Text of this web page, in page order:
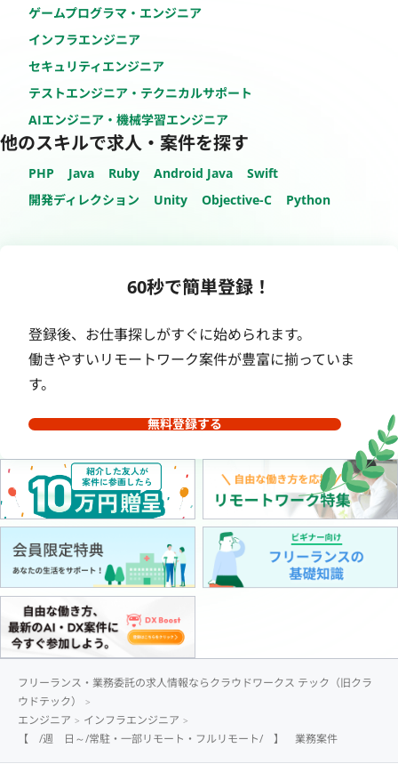
ゲームプログラマ・エンジニア
インフラエンジニア
セキュリティエンジニア
テストエンジニア・テクニカルサポート
AIエンジニア・機械学習エンジニア
他のスキルで求人・案件を探す
PHP Java Ruby Android Java
Swift
開発ディレクション
Unity Objective-C Python
60秒で簡単登録！
登録後、お仕事探しがすぐに始められます。
働きやすいリモートワーク案件が豊富に揃っていま
す。
無料登録する
フリーランス・業務委託の求人情報ならクラウドワークス テック（旧クラ
ウドテック）
エンジニア
インフラエンジニア
【 /週 日～/常駐・一部リモート・フルリモート/ 】 業務案件